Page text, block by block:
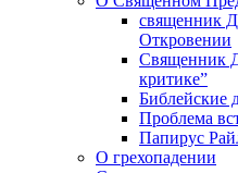
священник
Откровении
Священник
критике”
Библейские
Проблема
Папирус
О грехопадении